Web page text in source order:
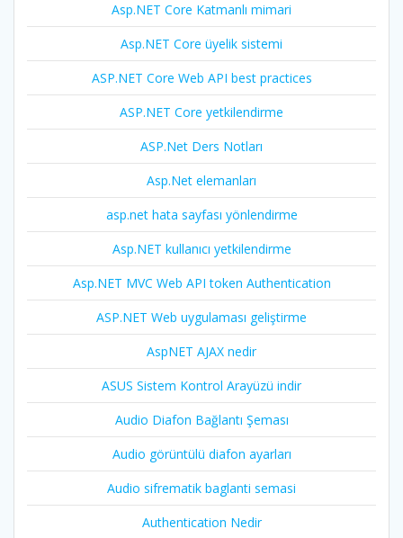
Asp.NET Core Katmanlı mimari
Asp.NET Core üyelik sistemi
ASP.NET Core Web API best practices
ASP.NET Core yetkilendirme
ASP.Net Ders Notları
Asp.Net elemanları
asp.net hata sayfası yönlendirme
Asp.NET kullanıcı yetkilendirme
Asp.NET MVC Web API token Authentication
ASP.NET Web uygulaması geliştirme
AspNET AJAX nedir
ASUS Sistem Kontrol Arayüzü indir
Audio Diafon Bağlantı Şeması
Audio görüntülü diafon ayarları
Audio sifrematik baglanti semasi
Authentication Nedir